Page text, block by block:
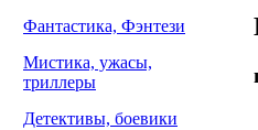
Фантастика, Фэнтези
Мистика, ужасы,
триллеры
Детективы, боевики